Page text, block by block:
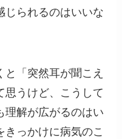
じられるのはいいな
「突然耳が聞こえ
思うけど、こうして
理解が広がるのはい
きっかけに病気のこ